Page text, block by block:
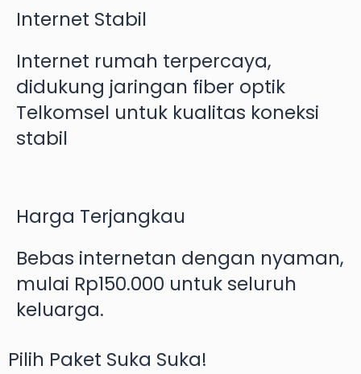
Internet Stabil
Internet rumah terpercaya,
didukung jaringan fiber optik
Telkomsel untuk kualitas koneksi
stabil
Harga Terjangkau
Bebas internetan dengan nyaman,
mulai Rp150.000 untuk seluruh
keluarga.
Pilih Paket Suka Suka!